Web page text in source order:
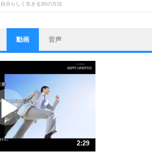
自分らしく生きる30の方法
ストレス対策
他人と比べない。
いっそのこと、他人を見ない。
いらいらしない人になる30の方法
プラス思考
ポジティブになれない原因は、行動しないから。
ポジティブ思考になる30の方法
ストレス対策
人生、なんとかなるもの。
気楽に生きる30の方法
動画 音声
2:29